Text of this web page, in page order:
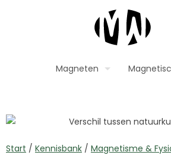
Magneten
Start / Kennisbank / Magnetisme &